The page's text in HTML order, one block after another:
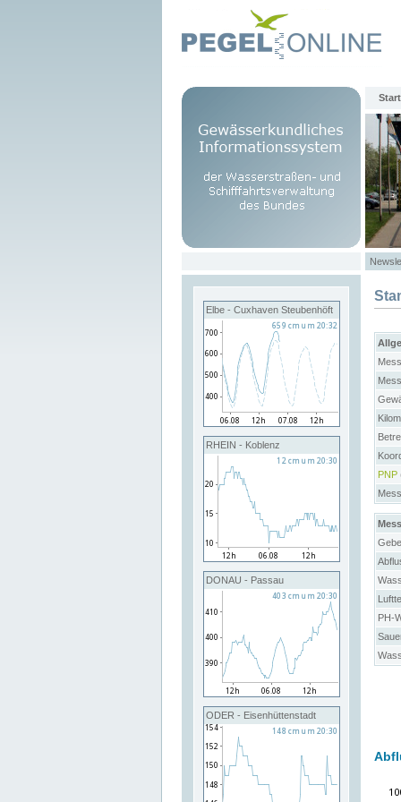
Start
Elbe - Cuxhaven Steubenhöft
RHEIN - Koblenz
DONAU - Passau
ODER - Eisenhüttenstadt
PNP
PH-